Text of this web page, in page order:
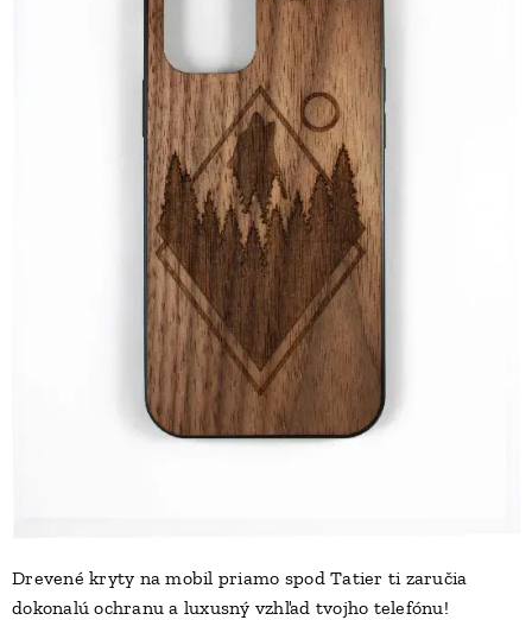
Drevené kryty na mobil priamo spod Tatier ti zaručia
dokonalú ochranu a luxusný vzhľad tvojho telefónu!